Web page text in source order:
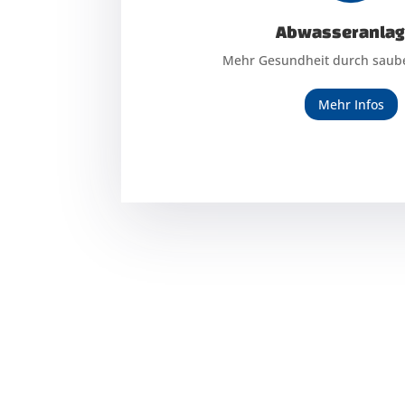
Mehr Gesundheit durch
Mehr Infos
Mehr Gesundheit durch
Mehr Infos